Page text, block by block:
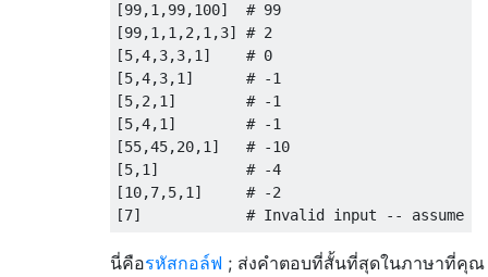
[99,1,99,100]  # 99
[99,1,1,2,1,3] # 2
[5,4,3,3,1]    # 0
[5,4,3,1]      # -1
[5,2,1]        # -1
[5,4,1]        # -1
[55,45,20,1]   # -10
[5,1]          # -4
[10,7,5,1]     # -2
นี่คือรหัสกอล์ฟ ; ส่งคำตอบที่สั้นที่สุดในภาษาที่คุณ